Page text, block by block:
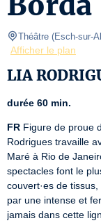
Théâtre (Esch-sur-
Afficher le plan
LIA
durée 60 min.
FR Figure de proue
Rodrigues travaille
Maré à Rio de
spectacles font le
couvert·es de
par une intense et
jamais dans cette